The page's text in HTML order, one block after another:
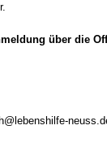
über die